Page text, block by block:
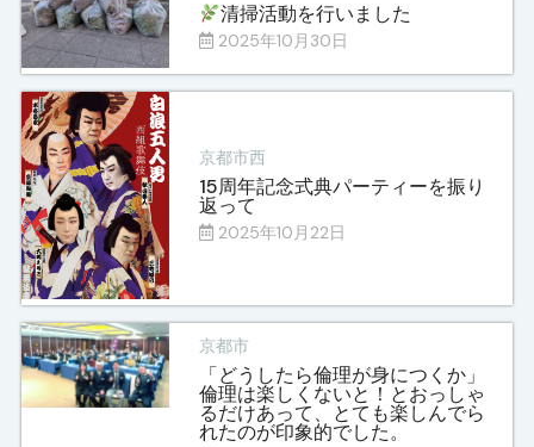
清掃活動を行いました
2025年10月30日
京都市西
15周年記念式典パーティーを振り
返って
2025年10月22日
京都市
「どうしたら倫理が身につくか」
倫理は楽しくないと！とおっしゃ
るだけあって、とても楽しんでら
れたのが印象的でした。